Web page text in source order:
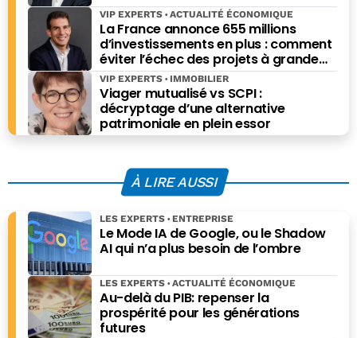
concernant ses pays membres.
La France annonce 655 millions
d’investissements en plus : comment
éviter l’échec des projets à grande
échelle ?
VIP EXPERTS ACTUALITÉ ÉCONOMIQUE
Viager mutualisé vs SCPI :
décryptage d’une alternative
patrimoniale en plein essor
VIP EXPERTS IMMOBILIER
À LIRE AUSSI
Le Mode IA de Google, ou le Shadow
AI qui n’a plus besoin de l’ombre
LES EXPERTS ENTREPRISE
Au-delà du PIB: repenser la
prospérité pour les générations
futures
LES EXPERTS ACTUALITÉ ÉCONOMIQUE